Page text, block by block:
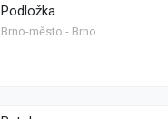
Podložka
Brno-město - Brno